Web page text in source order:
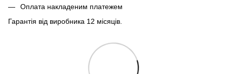
Оплата накладеним платежем
Гарантія від виробника 12 місяців.